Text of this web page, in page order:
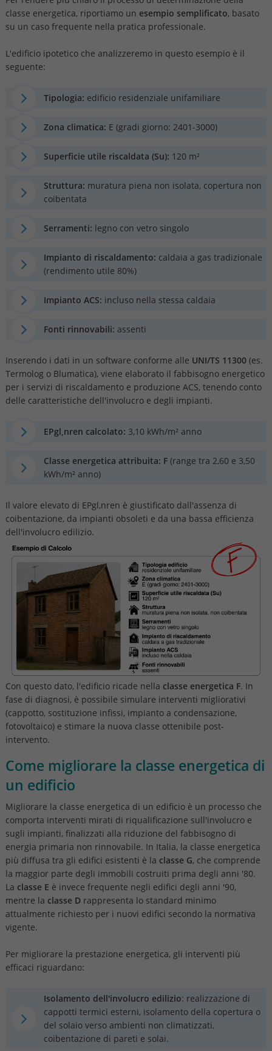
classe energetica, riportiamo un esempio semplificato, basato
su un caso frequente nella pratica professionale.
L'edificio ipotetico che analizzeremo in questo esempio è il
seguente:
Tipologia: edificio residenziale unifamiliare
Zona climatica: E (gradi giorno: 2401-3000)
Superficie utile riscaldata (Su): 120 m²
Struttura: muratura piena non isolata, copertura non
coibentata
Serramenti: legno con vetro singolo
Impianto di riscaldamento: caldaia a gas tradizionale
(rendimento utile 80%)
Impianto ACS: incluso nella stessa caldaia
Fonti rinnovabili: assenti
Inserendo i dati in un software conforme alle UNI/TS 11300 (es.
Termolog o Blumatica), viene elaborato il fabbisogno energetico
per i servizi di riscaldamento e produzione ACS, tenendo conto
delle caratteristiche dell'involucro e degli impianti.
EPgl,nren calcolato: 3,10 kWh/m² anno
Classe energetica attribuita: F (range tra 2,60 e 3,50
kWh/m² anno)
Il valore elevato di EPgl,nren è giustificato dall'assenza di
coibentazione, da impianti obsoleti e da una bassa efficienza
dell'involucro edilizio.
Con questo dato, l'edificio ricade nella classe energetica F. In
fase di diagnosi, è possibile simulare interventi migliorativi
(cappotto, sostituzione infissi, impianto a condensazione,
fotovoltaico) e stimare la nuova classe ottenibile post-
intervento.
Come migliorare la classe energetica di
un edificio
Migliorare la classe energetica di un edificio è un processo che
comporta interventi mirati di riqualificazione sull'involucro e
sugli impianti, finalizzati alla riduzione del fabbisogno di
energia primaria non rinnovabile. In Italia, la classe energetica
più diffusa tra gli edifici esistenti è la classe G, che comprende
la maggior parte degli immobili costruiti prima degli anni '80.
La classe E è invece frequente negli edifici degli anni '90,
mentre la classe D rappresenta lo standard minimo
attualmente richiesto per i nuovi edifici secondo la normativa
vigente.
Per migliorare la prestazione energetica, gli interventi più
efficaci riguardano:
Isolamento dell'involucro edilizio: realizzazione di
cappotti termici esterni, isolamento della copertura o
del solaio verso ambienti non climatizzati,
coibentazione di pareti e solai.